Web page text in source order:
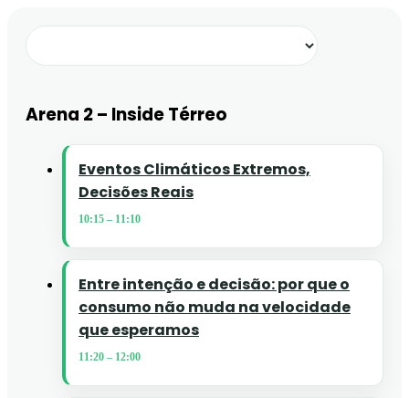
Arena 2 – Inside Térreo
Eventos Climáticos Extremos,
Decisões Reais
10:15 – 11:10
Entre intenção e decisão: por que o
consumo não muda na velocidade
que esperamos
11:20 – 12:00